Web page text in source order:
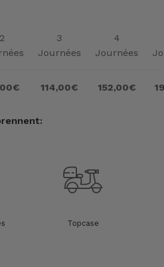
2
3
Journées
4
Journées
114,00€ 152,00€
Topcase